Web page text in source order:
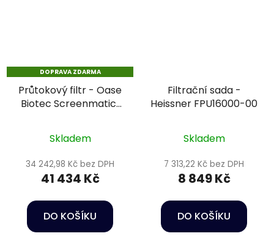
DOPRAVA ZDARMA
Průtokový filtr - Oase
Biotec Screenmatic²
Skladem
34 242,98 Kč bez DPH
41 434 Kč
DO KOŠÍKU
Filtrační sada -
Heissner FPU16000-00
Skladem
7 313,22 Kč bez DPH
8 849 Kč
DO KOŠÍKU